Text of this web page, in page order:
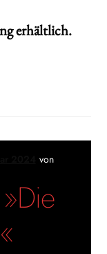
erhältlich.
von